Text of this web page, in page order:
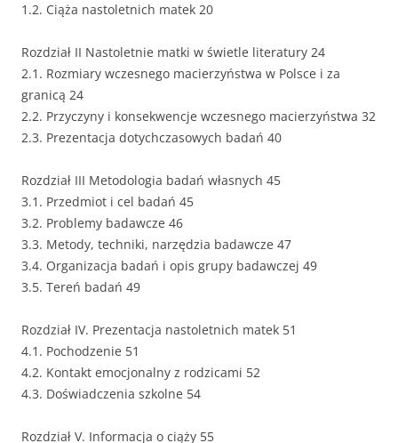
1.2. Ciąża nastoletnich matek 20
Rozdział II Nastoletnie matki w świetle literatury 24
2.1. Rozmiary wczesnego macierzyństwa w Polsce i za
granicą 24
2.2. Przyczyny i konsekwencje wczesnego macierzyństwa 32
2.3. Prezentacja dotychczasowych badań 40
Rozdział III Metodologia badań własnych 45
3.1. Przedmiot i cel badań 45
3.2. Problemy badawcze 46
3.3. Metody, techniki, narzędzia badawcze 47
3.4. Organizacja badań i opis grupy badawczej 49
3.5. Tereń badań 49
Rozdział IV. Prezentacja nastoletnich matek 51
4.1. Pochodzenie 51
4.2. Kontakt emocjonalny z rodzicami 52
4.3. Doświadczenia szkolne 54
Rozdział V. Informacja o ciąży 55